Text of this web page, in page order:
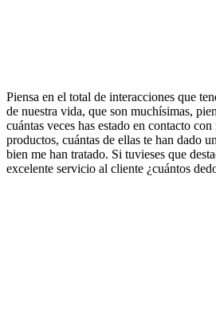
Piensa en el total de interacciones que
de nuestra vida, que son muchísimas,
cuántas veces has estado en contacto
productos, cuántas de ellas te han dado
bien me han tratado. Si tuvieses que
excelente servicio al cliente ¿cuántos